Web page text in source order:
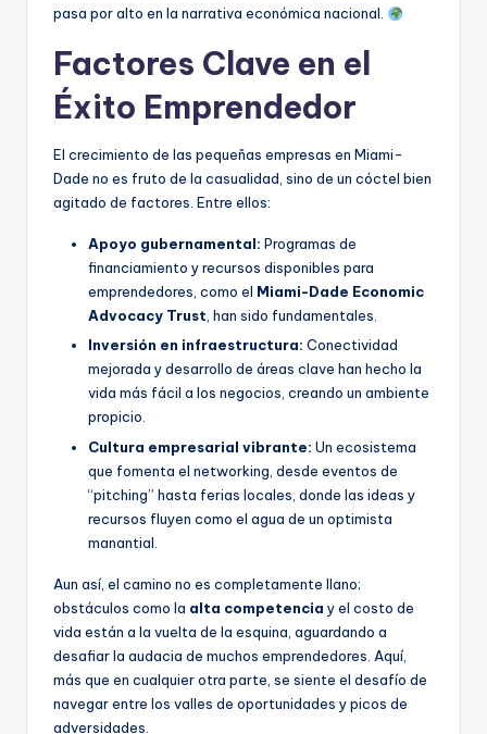
pasa por alto en la narrativa económica nacional.
Factores Clave en el
Éxito Emprendedor
El crecimiento de las pequeñas empresas en Miami-
Dade no es fruto de la casualidad, sino de un cóctel bien
agitado de factores. Entre ellos:
Apoyo gubernamental: Programas de
financiamiento y recursos disponibles para
emprendedores, como el Miami-Dade Economic
Advocacy Trust, han sido fundamentales.
Inversión en infraestructura: Conectividad
mejorada y desarrollo de áreas clave han hecho la
vida más fácil a los negocios, creando un ambiente
propicio.
Cultura empresarial vibrante: Un ecosistema
que fomenta el networking, desde eventos de
“pitching” hasta ferias locales, donde las ideas y
recursos fluyen como el agua de un optimista
manantial.
Aun así, el camino no es completamente llano;
obstáculos como la alta competencia y el costo de
vida están a la vuelta de la esquina, aguardando a
desafiar la audacia de muchos emprendedores. Aquí,
más que en cualquier otra parte, se siente el desafío de
navegar entre los valles de oportunidades y picos de
adversidades.